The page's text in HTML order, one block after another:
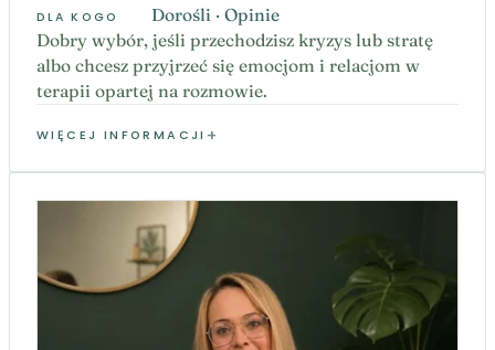
DLA KOGO
Dorośli · Opinie
Dobry wybór, jeśli przechodzisz kryzys lub stratę
albo chcesz przyjrzeć się emocjom i relacjom w
terapii opartej na rozmowie.
WIĘCEJ INFORMACJI